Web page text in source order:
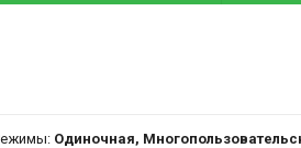
Одиночная, Многопользовательская, Cross-Platform